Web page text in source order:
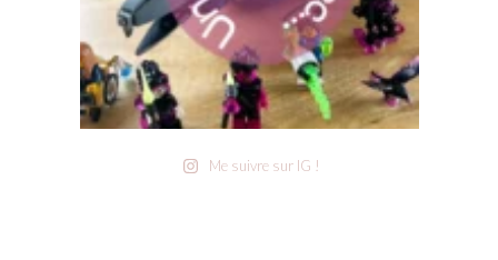
Me suivre sur IG !